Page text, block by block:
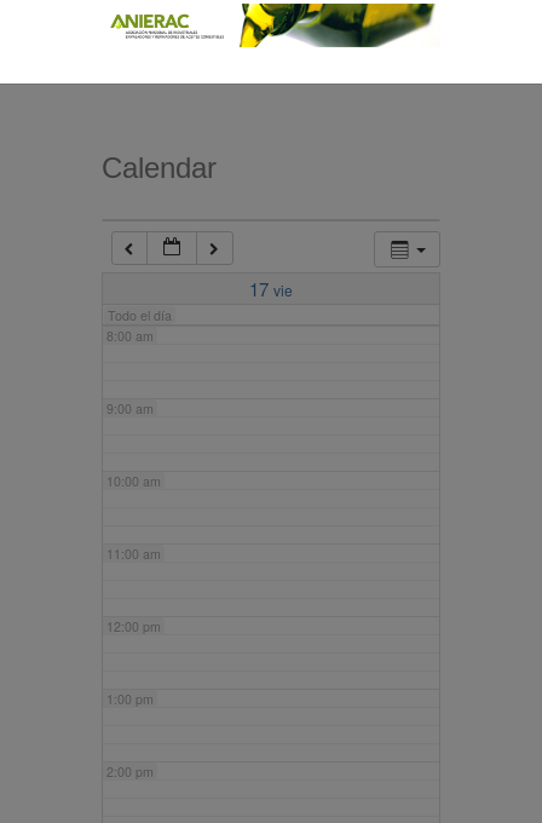
Calendar
17 vie
Todo el día
7:00 am
8:00 am
9:00 am
10:00 am
11:00 am
12:00 pm
1:00 pm
2:00 pm